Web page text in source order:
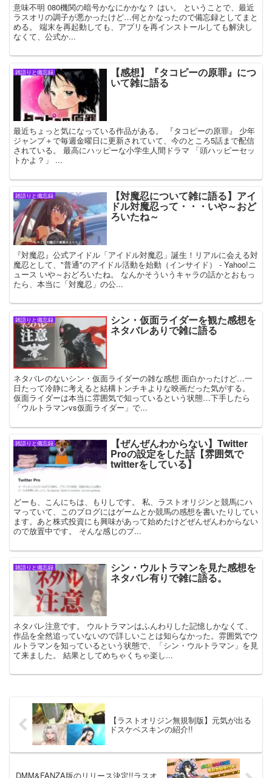
意味不明 080機関の暗号かなにかかな？ はい。 ということで、最近
ラスオリの調子が悪かったけど…何とかなったので備忘録としてまと
める。 端末を再起動しても、アプリを再インストールしても解決し
なくて、公式か...
雑語りと備忘録 【感想】『タコピーの原罪』につ
いて雑に語る
最近ちょっと気になっている作品がある。 『タコピーの原罪』 少年
ジャンプ＋で毎週金曜日に更新されていて、今のところ5話まで配信
されている。 最高にハッピーな小学生人間ドラマ 「頭ハッピーセッ
トかよ？」 ...
雑語りと備忘録 【対魔忍について雑に語る】アイ
ドル対魔忍って・・・いや～おど
ろいたね～
『対魔忍』公式アイドル「アイドル対魔忍」誕生！リアルに会える対
魔忍として、"普通"のアイドル活動を始動（インサイド） - Yahoo!ニ
ュース いや～おどろいたね。 なんかそういうキャラの話かとおもっ
たら、本当に「対魔忍」の公...
雑語りと備忘録 シン・仮面ライダーを観た感想を
ネタバレありで雑に語る
ネタバレのないシン・仮面ライダーの雑な感想 面白かったけど…一
日たって冷静に考えると結構トンチキよりな映画だった気がする。
仮面ライダーは本当に雰囲気で知っているという状態…下手したら
「ウルトラマンvs仮面ライダー」で...
雑語りと備忘録 【ぜんぜんわからない】Twitter
Proの設定をした話【雰囲気で
twitterをしている】
どーも、こんにちは、もりしです。 私、ラストオリジンと競馬にハ
マっていて、このブログにはゲームとか競馬の感想を書いたりしてい
ます。あと株式投資にも興味があって始めたけどぜんぜんわからない
ので放置中です。 そんな感じのプ...
雑語りと備忘録 シン・ウルトラマンを見た感想を
ネタバレ有りで雑に語る。
ネタバレ注意です。 ウルトラマンはふんわりした記憶しかなくて、
作品を全然追っていないので詳しいことは知らなかった。雰囲気でウ
ルトラマンを知っているという状態で、「シン・ウルトラマン」を見
て来ました。 結果としてめちゃくちゃ楽し...
【ラストオリジン無規制版】元気が出る
ドスケベスキンの紹介!!
DMM&FANZA版のリリース決定!!ラスオ